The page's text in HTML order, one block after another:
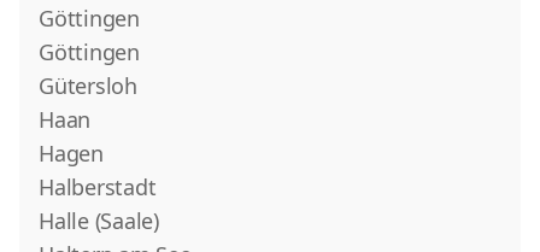
Göttingen
Göttingen
Gütersloh
Haan
Hagen
Halberstadt
Halle (Saale)